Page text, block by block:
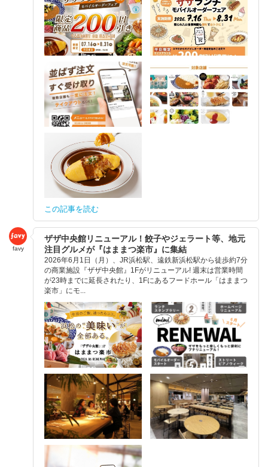
この記事を読む
favy
ザザ中央館リニューアル！餃子やジェラート等、地元
注目グルメが『はままつ楽市』に集結
2026年6月1日（月）、JR浜松駅、遠鉄新浜松駅から徒歩約7分
の商業施設『ザザ中央館』1Fがリニューアル! 週末は営業時間
が23時までに延長されたり、1Fにあるフードホール「はままつ
楽市」にモ...